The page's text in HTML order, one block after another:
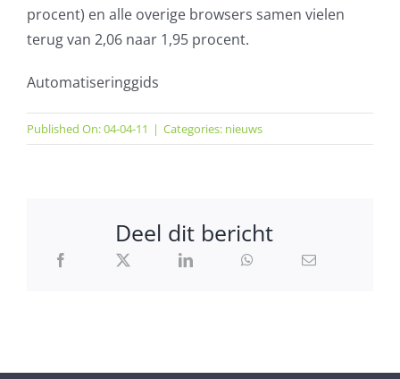
procent) en alle overige browsers samen vielen
terug van 2,06 naar 1,95 procent.
Automatiseringgids
Published On: 04-04-11 | Categories: nieuws
Deel dit bericht